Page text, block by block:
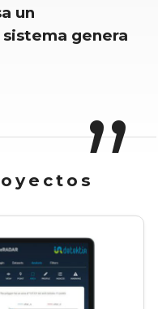
un
genera